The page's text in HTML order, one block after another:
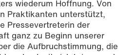
wiederum Hoffnung. Von
Praktikanten unterstützt,
Pressevertreterin der
ganz zu Beginn unserer
die Aufbruchstimmung, die